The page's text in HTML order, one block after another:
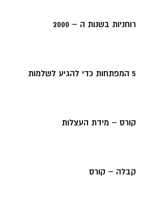
רוחניות בשנות ה – 2000
5 המפתחות כדי להגיע לשלמות
קורס – מידת העצלות
קבלה – קורס